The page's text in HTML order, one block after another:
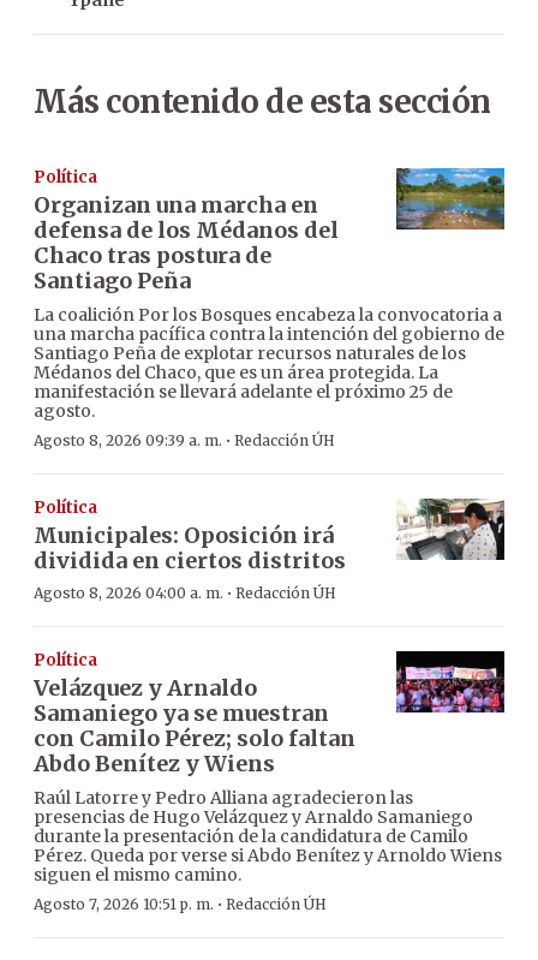
Más contenido de esta sección
Política
Organizan una marcha en
defensa de los Médanos del
Chaco tras postura de
Santiago Peña
La coalición Por los Bosques encabeza la convocatoria a
una marcha pacífica contra la intención del gobierno de
Santiago Peña de explotar recursos naturales de los
Médanos del Chaco, que es un área protegida. La
manifestación se llevará adelante el próximo 25 de
agosto.
Agosto 8, 2026 09:39 a. m. · Redacción ÚH
Política
Municipales: Oposición irá
dividida en ciertos distritos
Agosto 8, 2026 04:00 a. m. · Redacción ÚH
Política
Velázquez y Arnaldo
Samaniego ya se muestran
con Camilo Pérez; solo faltan
Abdo Benítez y Wiens
Raúl Latorre y Pedro Alliana agradecieron las
presencias de Hugo Velázquez y Arnaldo Samaniego
durante la presentación de la candidatura de Camilo
Pérez. Queda por verse si Abdo Benítez y Arnoldo Wiens
siguen el mismo camino.
Agosto 7, 2026 10:51 p. m. · Redacción ÚH